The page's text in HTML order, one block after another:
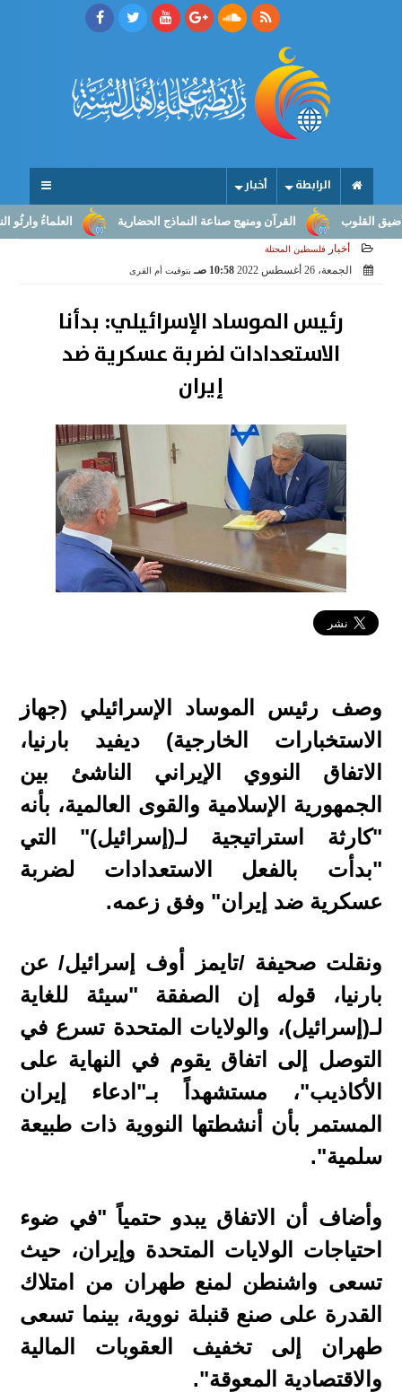
الرابطة أخبار
العلماءُ وارثُو النبوّة: القرآن ومنهج صناعة النماذج الحضارية
أخبار فلسطين المحتلة
الجمعة، 26 أغسطس 2022 10:58 صـ بتوقيت أم القرى
رئيس الموساد الإسرائيلي: بدأنا
الاستعدادات لضربة عسكرية ضد
إيران
وصف رئيس الموساد الإسرائيلي (جهاز
الاستخبارات الخارجية) ديفيد بارنيا،
الاتفاق النووي الإيراني الناشئ بين
الجمهورية الإسلامية والقوى العالمية، بأنه
"كارثة استراتيجية لـ(إسرائيل)" التي
"بدأت بالفعل الاستعدادات لضربة
عسكرية ضد إيران" وفق زعمه.
ونقلت صحيفة /تايمز أوف إسرائيل/ عن
بارنيا، قوله إن الصفقة "سيئة للغاية
لـ(إسرائيل)، والولايات المتحدة تسرع في
التوصل إلى اتفاق يقوم في النهاية على
الأكاذيب"، مستشهداً بـ"ادعاء إيران
المستمر بأن أنشطتها النووية ذات طبيعة
سلمية".
وأضاف أن الاتفاق يبدو حتمياً "في ضوء
احتياجات الولايات المتحدة وإيران، حيث
تسعى واشنطن لمنع طهران من امتلاك
القدرة على صنع قنبلة نووية، بينما تسعى
طهران إلى تخفيف العقوبات المالية
والاقتصادية المعوقة".